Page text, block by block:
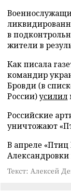
в
жители в
Как писала
командир
Бровди (в
России)усилил
Российские
уничтожают
В апреле
Текст: Алексей